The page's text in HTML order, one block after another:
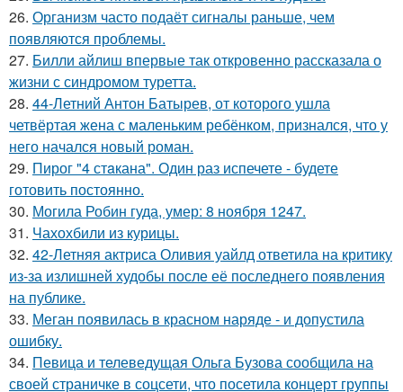
26. Организм часто подаёт сигналы раньше, чем
появляются проблемы.
27. Билли айлиш впервые так откровенно рассказала о
жизни с синдромом туретта.
28. 44-Летний Антон Батырев, от которого ушла
четвёртая жена с маленьким ребёнком, признался, что у
него начался новый роман.
29. Пирог "4 стaкана". Один раз испечете - будете
готовить постоянно.
30. Могила Робин гуда, умер: 8 ноября 1247.
31. Чахохбили из курицы.
32. 42-Летняя актриса Оливия уайлд ответила на критику
из-за излишней худобы после её последнего появления
на публике.
33. Меган появилась в красном наряде - и допустила
ошибку.
34. Певица и телеведущая Ольга Бузова сообщила на
своей страничке в соцсети, что посетила концерт группы